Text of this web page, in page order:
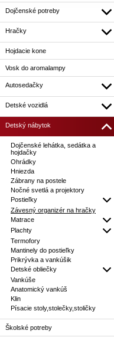
Dojčenské potreby
Hračky
Hojdacie kone
Vosk do aromalampy
Autosedačky
Detské vozidlá
Detský nábytok
Dojčenské lehátka, sedátka a
hojdačky
Ohrádky
Hniezda
Zábrany na postele
Nočné svetlá a projektory
Postieľky
Závesný organizér na hračky
Matrace
Plachty
Termofory
Mantinely do postieľky
Prikrývka a vankúšik
Detské obliečky
Vankúše
Anatomický vankúš
Klin
Písacie stoly,stolečky,stoličky
Školské potreby